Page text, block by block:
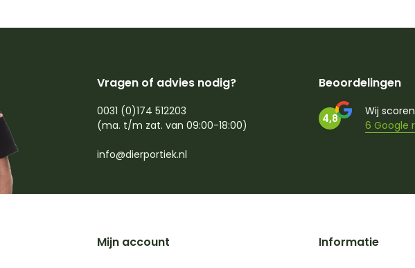
Vragen of advies nodig?
0031 (0)174 512203
(ma. t/m zat. van 09:00-18:00)
info@dierportiek.nl
Beoordelingen
4,8
Wij
6 Google
Mijn account Informatie